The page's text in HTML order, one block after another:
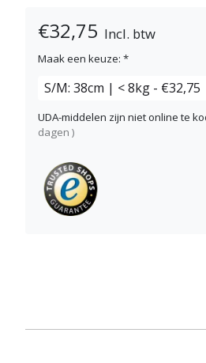
€32,75 Incl. btw
Maak een keuze: *
UDA-middelen zijn niet online te
dagen )